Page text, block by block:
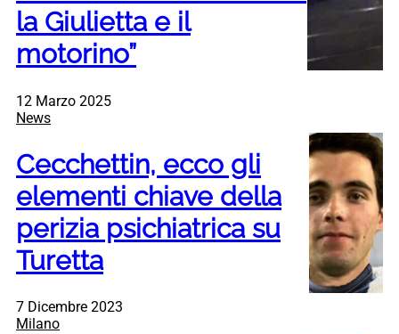
la Giulietta e il
motorino”
12 Marzo 2025
News
Cecchettin, ecco gli
elementi chiave della
perizia psichiatrica su
Turetta
7 Dicembre 2023
Milano